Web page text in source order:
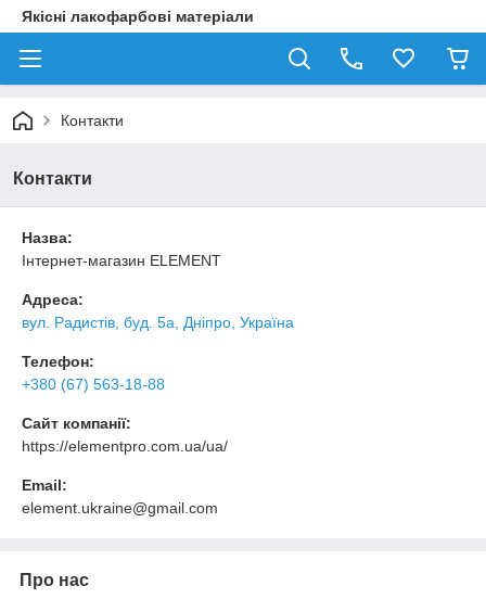
Якісні лакофарбові матеріали
Контакти
Контакти
Назва:
Інтернет-магазин ELEMENT
Адреса:
вул. Радистів, буд. 5а, Дніпро, Україна
Телефон:
+380 (67) 563-18-88
Сайт компанії:
https://elementpro.com.ua/ua/
Email:
element.ukraine@gmail.com
Про нас